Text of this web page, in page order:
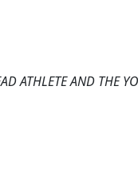
ATHLETE AND THE